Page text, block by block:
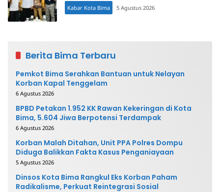
Kabar Kota Bima 5 Agustus 2026
Berita Bima Terbaru
Pemkot Bima Serahkan Bantuan untuk Nelayan
Korban Kapal Tenggelam
6 Agustus 2026
BPBD Petakan 1.952 KK Rawan Kekeringan di Kota
Bima, 5.604 Jiwa Berpotensi Terdampak
6 Agustus 2026
Korban Malah Ditahan, Unit PPA Polres Dompu
Diduga Balikkan Fakta Kasus Penganiayaan
5 Agustus 2026
Dinsos Kota Bima Rangkul Eks Korban Paham
Radikalisme, Perkuat Reintegrasi Sosial